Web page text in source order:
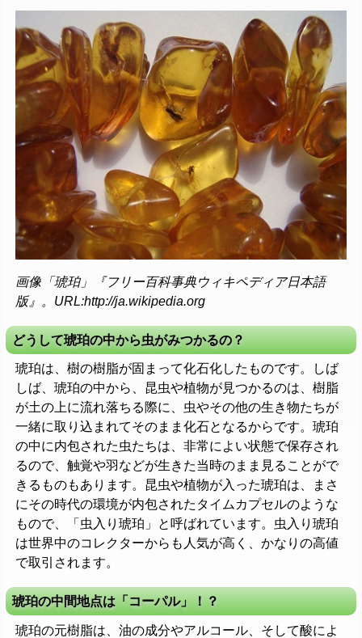
画像「琥珀」『フリー百科事典ウィキペディア日本語
版』。URL:http://ja.wikipedia.org
どうして琥珀の中から虫がみつかるの？
琥珀は、樹の樹脂が固まって化石化したものです。しば
しば、琥珀の中から、昆虫や植物が見つかるのは、樹脂
が土の上に流れ落ちる際に、虫やその他の生き物たちが
一緒に取り込まれてそのまま化石となるからです。琥珀
の中に内包された虫たちは、非常によい状態で保存され
るので、触覚や羽などが生きた当時のまま見ることがで
きるものもあります。昆虫や植物が入った琥珀は、まさ
にその時代の環境が内包されたタイムカプセルのような
もので、「虫入り琥珀」と呼ばれています。虫入り琥珀
は世界中のコレクターからも人気が高く、かなりの高値
で取引されます。
琥珀の中間地点は「コーパル」！？
琥珀の元樹脂は、油の成分やアルコール、そして酸によ